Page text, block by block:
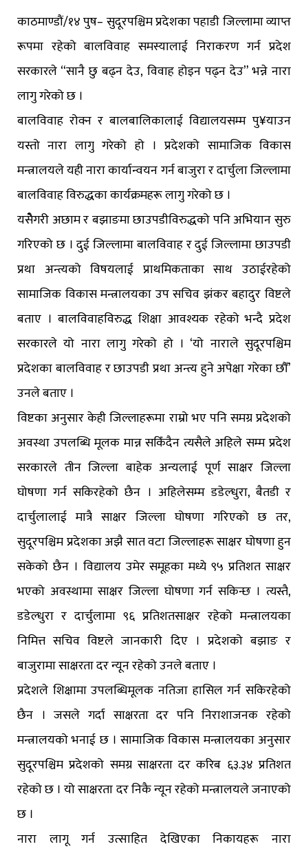
काठमाण्डौं/१४ पुष– सुदूरपश्चिम प्रदेशका पहाडी जिल्लामा व्याप्त
रूपमा रहेको बालविवाह समस्यालाई निराकरण गर्न प्रदेश
सरकारले “सानै छु बढ्न देउ, विवाह होइन पढ्न देउ” भन्ने नारा
लागु गरेको छ ।
बालविवाह रोक्न र बालबालिकालाई विद्यालयसम्म पु¥याउन
यस्तो नारा लागु गरेको हो । प्रदेशको सामाजिक विकास
मन्त्रालयले यही नारा कार्यान्वयन गर्न बाजुरा र दार्चुला जिल्लामा
बालविवाह विरुद्धका कार्यक्रमहरू लागु गरेको छ ।
यसैेगरी अछाम र बझाङमा छाउपडीविरुद्धको पनि अभियान सुरु
गरिएको छ । दुई जिल्लामा बालविवाह र दुई जिल्लामा छाउपडी
प्रथा अन्त्यको विषयलाई प्राथमिकताका साथ उठाईरहेको
सामाजिक विकास मन्त्रालयका उप सचिव झंकर बहादुर विष्टले
बताए । बालविवाहविरुद्ध शिक्षा आवश्यक रहेको भन्दै प्रदेश
सरकारले यो नारा लागु गरेको हो । ‘यो नाराले सुदूरपश्चिम
प्रदेशका बालविवाह र छाउपडी प्रथा अन्त्य हुने अपेक्षा गरेका छौँ’
उनले बताए ।
विष्टका अनुसार केही जिल्लाहरूमा राम्रो भए पनि समग्र प्रदेशको
अवस्था उपलब्धि मूलक मान्न सकिँदैन त्यसैले अहिले सम्म प्रदेश
सरकारले तीन जिल्ला बाहेक अन्यलाई पूर्ण साक्षर जिल्ला
घोषणा गर्न सकिरहेको छैन । अहिलेसम्म डडेल्धुरा, बैतडी र
दार्चुलालाई मात्रै साक्षर जिल्ला घोषणा गरिएको छ तर,
सुदूरपश्चिम प्रदेशका अझै सात वटा जिल्लाहरू साक्षर घोषणा हुन
सकेको छैन । विद्यालय उमेर समूहका मध्ये ९५ प्रतिशत साक्षर
भएको अवस्थामा साक्षर जिल्ला घोषणा गर्न सकिन्छ । त्यस्तै,
डडेल्धुरा र दार्चुलामा ९६ प्रतिशतसाक्षर रहेको मन्त्रालयका
निमित्त सचिव विष्टले जानकारी दिए । प्रदेशको बझाङ र
बाजुरामा साक्षरता दर न्यून रहेको उनले बताए ।
प्रदेशले शिक्षामा उपलब्धिमूलक नतिजा हासिल गर्न सकिरहेको
छैन । जसले गर्दा साक्षरता दर पनि निराशाजनक रहेको
मन्त्रालयको भनाई छ । सामाजिक विकास मन्त्रालयका अनुसार
सुदूरपश्चिम प्रदेशको समग्र साक्षरता दर करिब ६३.३४ प्रतिशत
रहेको छ । यो साक्षरता दर निकै न्यून रहेको मन्त्रालयले जनाएको
छ ।
नारा लागू गर्न उत्साहित देखिएका निकायहरू नारा